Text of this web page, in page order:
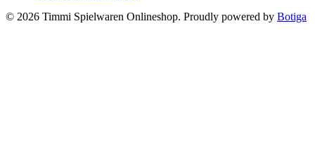
© 2026 Timmi Spielwaren Onlineshop. Proudly powered by Botiga